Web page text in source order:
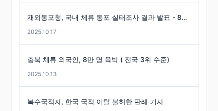
재외동포청, 국내 체류 동포 실태조사 결과 발표 - 86만 명 체류 통계 발표
2025.10.17
충북 체류 외국인, 8만 명 육박 ( 전국 3위 수준)
2025.10.13
복수국적자, 한국 국적 이탈 불허한 판례 기사